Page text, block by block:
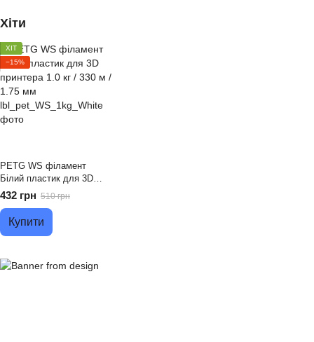
Хіти
ХІТ
−15%
PETG WS філамент
Білий пластик для 3D
принтера 1.0 кг / 330 м /
1.75 мм
432 грн 510 грн
Купити